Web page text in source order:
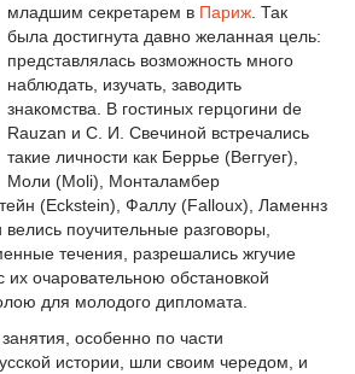
младшим секретарем в Париж . Так
была достигнута давно желанная цель:
представлялась возможность много
наблюдать, изучать, заводить
знакомства. В гостиных герцогини de
Rauzan и С. И. Свечиной встречались
такие личности как Беррье (Веггуег),
Моли (Moli), Монталамбер
(Eckstein), Фаллу (Falloux), Ламеннз
поучительные разговоры,
течения, разрешались жгучие
их очаровательною обстановкой
для молодого дипломата.
особенно по части
истории, шли своим чередом, и